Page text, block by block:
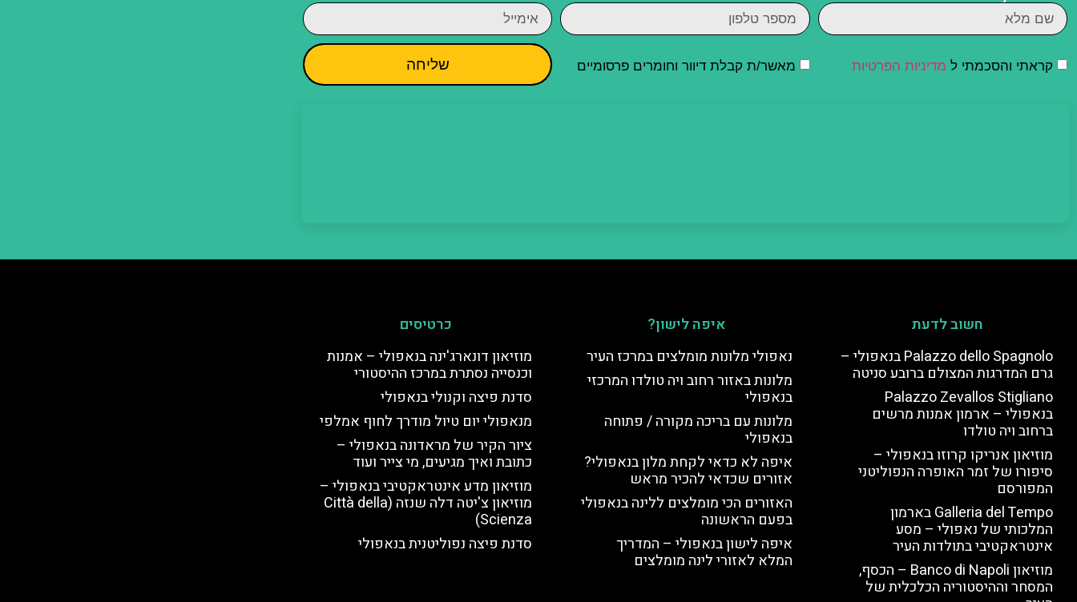
קראתי והסכמתי ל מדיניות הפרטיות מאשר/ת קבלת דיוור וחומרים פרסומיים שליחה
חשוב לדעת
Palazzo dello Spagnolo בנאפולי –
גרם המדרגות המצולם ברובע סניטה
Palazzo Zevallos Stigliano
בנאפולי – ארמון אמנות מרשים
ברחוב ויה טולדו
מוזיאון אנריקו קרוזו בנאפולי –
סיפורו של זמר האופרה הנפוליטני
המפורסם
Galleria del Tempo בארמון
המלכותי של נאפולי – מסע
אינטראקטיבי בתולדות העיר
מוזיאון Banco di Napoli – הכסף,
המסחר וההיסטוריה הכלכלית של
איפה לישון?
נאפולי מלונות מומלצים במרכז העיר
מלונות באזור רחוב ויה טולדו המרכזי
בנאפולי
מלונות עם בריכה מקורה / פתוחה
בנאפולי
איפה לא כדאי לקחת מלון בנאפולי?
אזורים שכדאי להכיר מראש
האזורים הכי מומלצים ללינה בנאפולי
בפעם הראשונה
איפה לישון בנאפולי – המדריך
המלא לאזורי לינה מומלצים
כרטיסים
מוזיאון דונארג'ינה בנאפולי – אמנות
וכנסייה נסתרת במרכז ההיסטורי
סדנת פיצה וקנולי בנאפולי
מנאפולי יום טיול מודרך לחוף אמלפי
ציור הקיר של מראדונה בנאפולי –
כתובת ואיך מגיעים, מי צייר ועוד
מוזיאון מדע אינטראקטיבי בנאפולי –
מוזיאון צ'יטה דלה שנזה (Città della
Scienza)
סדנת פיצה נפוליטנית בנאפולי